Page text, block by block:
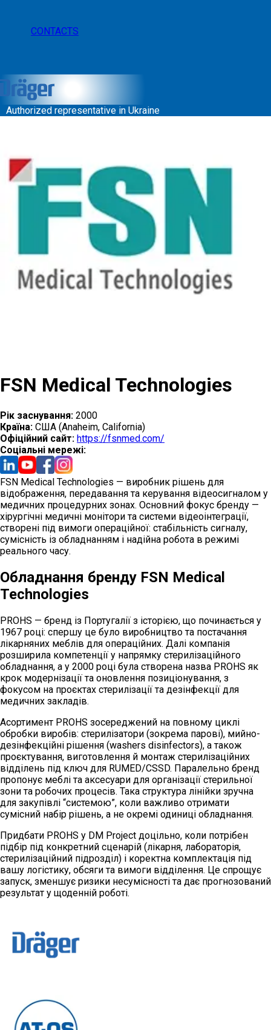
CONTACTS
Authorized representative in Ukraine
FSN Medical Technologies
Рік заснування: 2000
Країна: США (Anaheim, California)
Офіційний сайт: https://fsnmed.com/
Cоціальні мережі:
FSN Medical Technologies — виробник рішень для
відображення, передавання та керування відеосигналом у
медичних процедурних зонах. Основний фокус бренду —
хірургічні медичні монітори та системи відеоінтеграції,
створені під вимоги операційної: стабільність сигналу,
сумісність із обладнанням і надійна робота в режимі
реального часу.
Обладнання бренду FSN Medical
Technologies
PROHS — бренд із Португалії з історією, що починається у
1967 році: спершу це було виробництво та постачання
лікарняних меблів для операційних. Далі компанія
розширила компетенції у напрямку стерилізаційного
обладнання, а у 2000 році була створена назва PROHS як
крок модернізації та оновлення позиціонування, з
фокусом на проєктах стерилізації та дезінфекції для
медичних закладів.
Асортимент PROHS зосереджений на повному циклі
обробки виробів: стерилізатори (зокрема парові), мийно-
дезінфекційні рішення (washers disinfectors), а також
проєктування, виготовлення й монтаж стерилізаційних
відділень під ключ для RUMED/CSSD. Паралельно бренд
пропонує меблі та аксесуари для організації стерильної
зони та робочих процесів. Така структура лінійки зручна
для закупівлі “системою”, коли важливо отримати
сумісний набір рішень, а не окремі одиниці обладнання.
Придбати PROHS у DM Project доцільно, коли потрібен
підбір під конкретний сценарій (лікарня, лабораторія,
стерилізаційний підрозділ) і коректна комплектація під
вашу логістику, обсяги та вимоги відділення. Це спрощує
запуск, зменшує ризики несумісності та дає прогнозований
результат у щоденній роботі.